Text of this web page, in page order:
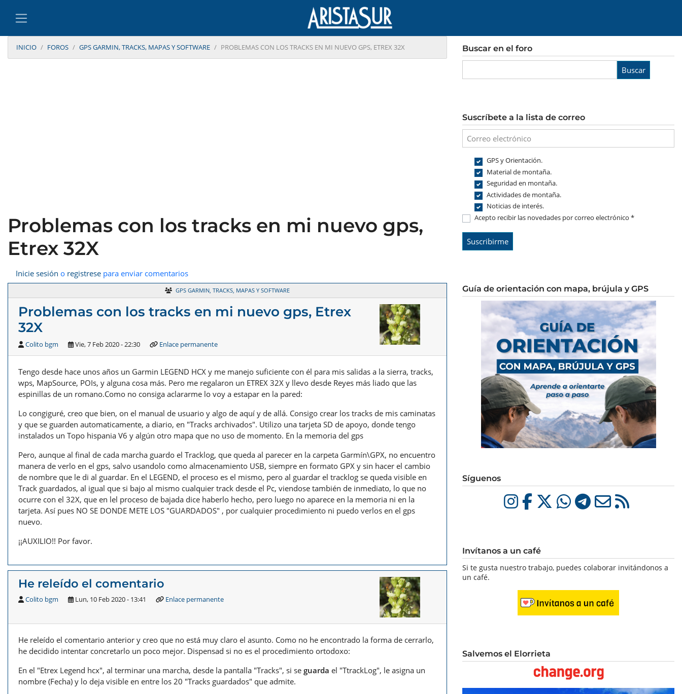
INICIO FOROS GPS GARMIN, TRACKS, MAPAS Y SOFTWARE PROBLEMAS CON LOS TRACKS EN MI NUEVO GPS, ETREX 32X
Problemas con los tracks en mi nuevo gps,
Etrex 32X
Inicie sesión o registrese para enviar comentarios
GPS GARMIN, TRACKS, MAPAS Y SOFTWARE
Problemas con los tracks en mi nuevo gps, Etrex
32X
Colito bgm Vie, 7 Feb 2020 - 22:30 Enlace permanente
Tengo desde hace unos años un Garmin LEGEND HCX y me manejo suficiente con él para mis salidas a la sierra, tracks,
wps, MapSource, POIs, y alguna cosa más. Pero me regalaron un ETREX 32X y llevo desde Reyes más liado que las
espinillas de un romano.Como no consiga aclararme lo voy a estapar en la pared:
Lo congiguré, creo que bien, on el manual de usuario y algo de aquí y de allá. Consigo crear los tracks de mis caminatas
y que se guarden automaticamente, a diario, en "Tracks archivados". Utilizo una tarjeta SD de apoyo, donde tengo
instalados un Topo hispania V6 y algún otro mapa que no uso de momento. En la memoria del gps
Pero, aunque al final de cada marcha guardo el Tracklog, que queda al parecer en la carpeta Garmín\GPX, no encuentro
manera de verlo en el gps, salvo usandolo como almacenamiento USB, siempre en formato GPX y sin hacer el cambio
de nombre que le di al guardar. En el LEGEND, el proceso es el mismo, pero al guardar el tracklog se queda visible en
Track guardados, al igual que si bajo al mismo cualquier track desde el Pc, viendose también de inmediato, lo que no
ocurre con el 32X, que en lel proceso de bajada dice haberlo hecho, pero luego no aparece en la memoria ni en la
tarjeta. Así pues NO SE DONDE METE LOS "GUARDADOS" , por cualquier procedimiento ni puedo verlos en el gps
nuevo.
¡¡AUXILIO!! Por favor.
He releído el comentario
Colito bgm Lun, 10 Feb 2020 - 13:41 Enlace permanente
He releído el comentario anterior y creo que no está muy claro el asunto. Como no he encontrado la forma de cerrarlo,
he decidido intentar concretarlo un poco mejor. Dispensad si no es el procedimiento ortodoxo:
En el "Etrex Legend hcx", al terminar una marcha, desde la pantalla "Tracks", si se guarda el "TtrackLog", le asigna un
nombre (Fecha) y lo deja visible en entre los 20 "Tracks guardados" que admite.
Buscar en el foro
Buscar
Suscríbete a la lista de correo
GPS y Orientación.
Material de montaña.
Seguridad en montaña.
Actividades de montaña.
Noticias de interés.
Acepto recibir las novedades por correo electrónico *
Guía de orientación con mapa, brújula y GPS
Síguenos
Invítanos a un café
Si te gusta nuestro trabajo, puedes colaborar invitándonos a
un café.
Salvemos el Elorrieta